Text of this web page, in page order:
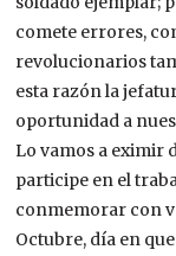
comete errores,
revolucionarios
esta razón la
oportunidad a
Lo vamos a eximir
participe en el
conmemorar con
Octubre, día en